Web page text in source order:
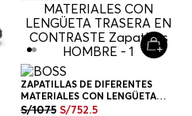
ZAPATILLAS DE DIFERENTES
MATERIALES CON LENGÜETA
TRASERA EN CONTRASTE
S/1075 S/752.5